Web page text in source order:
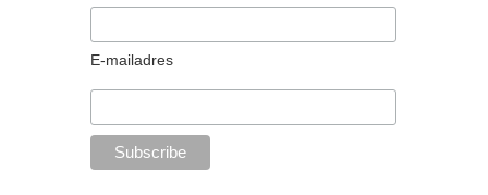
E-mailadres